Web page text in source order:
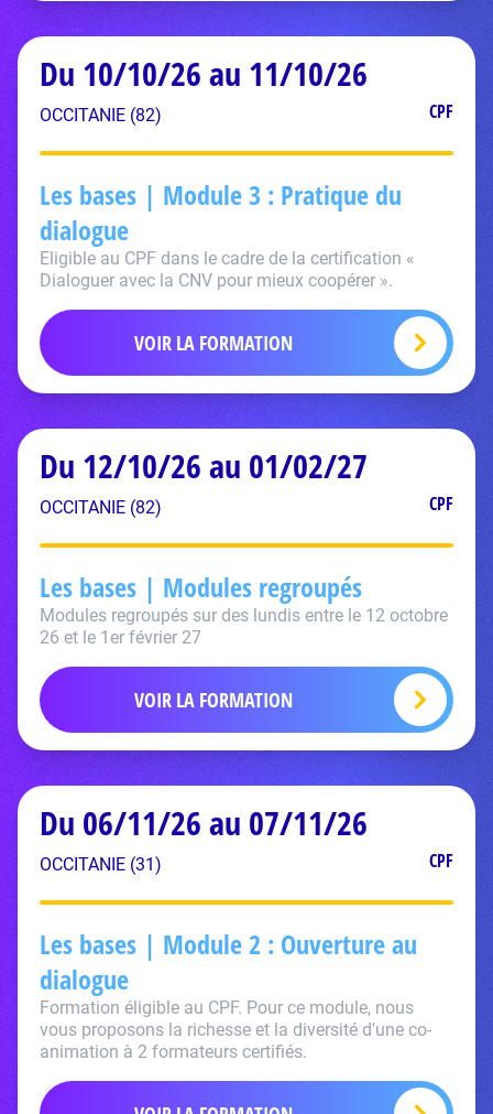
Du 10/10/26 au 11/10/26
OCCITANIE (82) CPF
Les bases | Module 3 : Pratique du
dialogue
Eligible au CPF dans le cadre de la certification «
Dialoguer avec la CNV pour mieux coopérer ».
VOIR LA FORMATION
Du 12/10/26 au 01/02/27
OCCITANIE (82) CPF
Les bases | Modules regroupés
Modules regroupés sur des lundis entre le 12 octobre
26 et le 1er février 27
VOIR LA FORMATION
Du 06/11/26 au 07/11/26
OCCITANIE (31) CPF
Les bases | Module 2 : Ouverture au
dialogue
Formation éligible au CPF. Pour ce module, nous
vous proposons la richesse et la diversité d'une co-
animation à 2 formateurs certifiés.